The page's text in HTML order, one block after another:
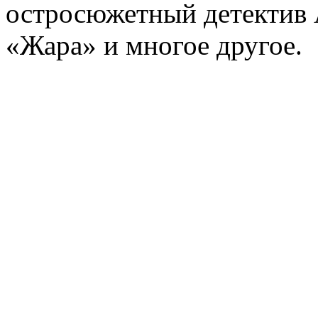
остросюжетный детектив
«Жара» и многое другое.